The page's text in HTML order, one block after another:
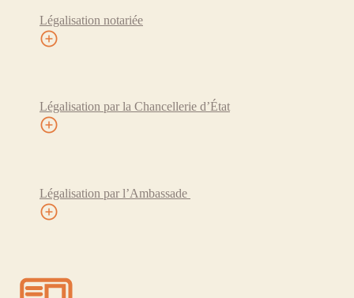
Légalisation notariée
Légalisation par la Chancellerie d’État
Légalisation par l’Ambassade